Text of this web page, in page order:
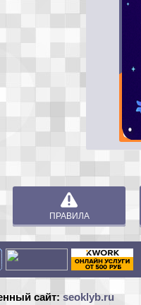
ПРАВИЛА
сайт: seoklyb.ru